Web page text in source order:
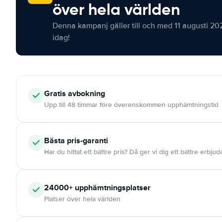
över hela världen
Denna kampanj gäller till och med 11 augusti
idag!
Gratis avbokning
Upp till 48 timmar före överenskommen upphämtningstid
Bästa pris-garanti
Har du hittat ett bättre pris? Då ger vi dig ett bättre
24000+ upphämtningsplatser
Platser över hela världen